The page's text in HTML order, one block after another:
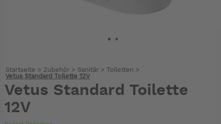
Startseite > Zubehör> Sanitär> Toiletten >
Vetus Standard Toilette 12V
Vetus Standard Toilette
12V